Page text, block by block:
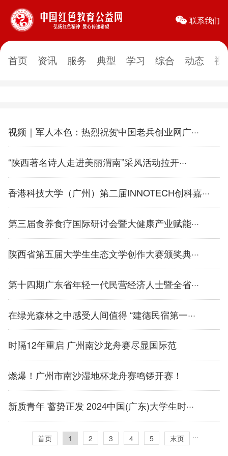
联系我们
首页 资讯 服务 典型 学习 综合 动态 视
视频｜军人本色：热烈祝贺中国老兵创业网广···
“陕西著名诗人走进美丽渭南”采风活动拉开···
香港科技大学（广州）第二届INNOTECH创科嘉···
第三届食养食疗国际研讨会暨大健康产业赋能···
陕西省第五届大学生生态文学创作大赛颁奖典···
第十四期广东省年轻一代民营经济人士暨全省···
在绿光森林之中感受人间值得 “建德民宿第一···
时隔12年重启 广州南沙龙舟赛尽显国际范
燃爆！广州市南沙湿地杯龙舟赛鸣锣开赛！
新质青年 蓄势正发 2024中国(广东)大学生时···
首页 1 2 3 4 5 ···
末页